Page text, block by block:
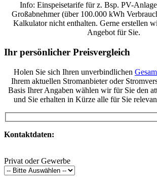
Info: Einspeisetarife für z. Bsp. PV-
Großabnehmer (über 100.000 kWh
Kalkulator nicht enthalten. Gerne erstellen
Angebot für Sie.
Ihr persönlicher Preisvergleich
Holen Sie sich Ihren unverbindlichen
Ihrem aktuellen Stromanbieter oder
Basis Ihrer Angaben wählen wir für Sie den
und Sie erhalten in Kürze alle für Sie
Kontaktdaten:
Privat oder Gewerbe